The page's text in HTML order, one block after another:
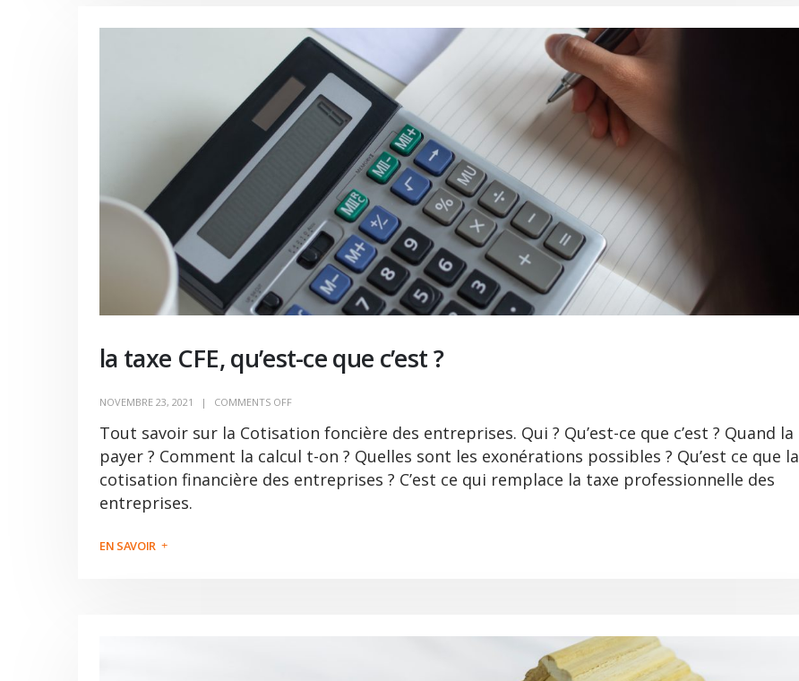
la taxe CFE, qu’est-ce que c’est ?
NOVEMBRE 23, 2021 COMMENTS OFF
Tout savoir sur la Cotisation foncière des entreprises. Qui ? Qu’est-ce que c’est ? Quand la
payer ? Comment la calcul t-on ? Quelles sont les exonérations possibles ? Qu’est ce que la
cotisation financière des entreprises ? C’est ce qui remplace la taxe professionnelle des
entreprises.